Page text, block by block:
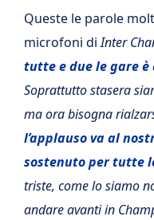
Queste le parole
microfoni diInter
tutte e due le gare
Soprattutto stasera
ma ora bisogna
l’applauso va al
sostenuto per tutte
triste, come lo siamo
andare avanti in